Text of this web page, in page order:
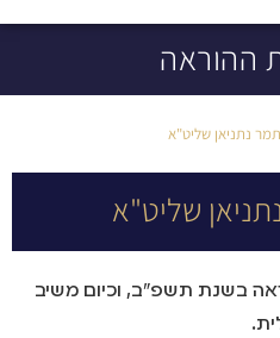
ההוראה
נתניאן שליט"א
שליט"א
בשנת תשפ"ב, וכיום משיב